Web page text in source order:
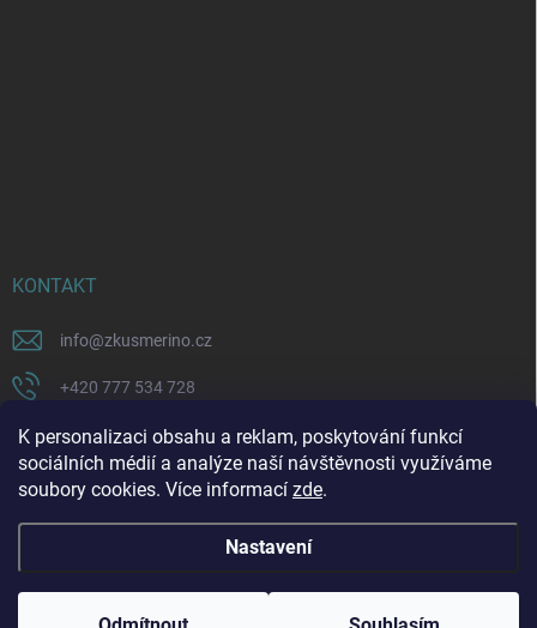
K personalizaci obsahu a reklam, poskytování funkcí
sociálních médií a analýze naší návštěvnosti využíváme
soubory cookies. Více informací zde.
Nastavení
KONTAKT
info@zkusmerino.cz
+420 777 534 728
https://www.facebook.com/zkusmerino/
zkusmerino.cz
Copyright 2026ZKUSMERINO. Všechna práva vyhrazena.Upravit nastavení